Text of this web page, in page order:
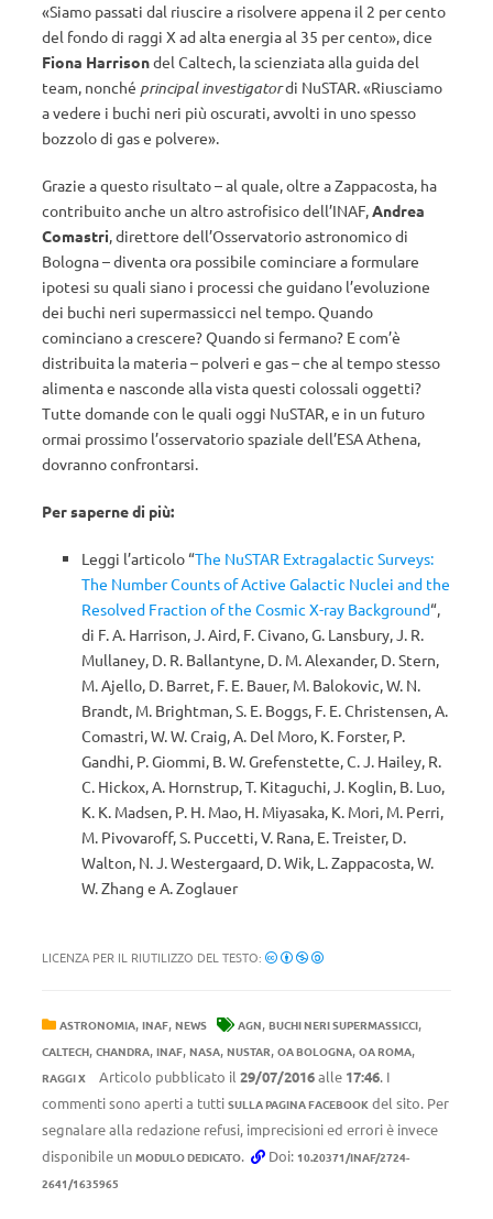
«Siamo passati dal riuscire a risolvere appena il 2 per cento
del fondo di raggi X ad alta energia al 35 per cento», dice
Fiona Harrisondel Caltech, la scienziata alla guida del
team, nonché principal investigatordi NuSTAR. «Riusciamo
a vedere i buchi neri più oscurati, avvolti in uno spesso
bozzolo di gas e polvere».
Grazie a questo risultato – al quale, oltre a Zappacosta, ha
contribuito anche un altro astrofisico dell’INAF,Andrea
Comastri, direttore dell’Osservatorio astronomico di
Bologna – diventa ora possibile cominciare a formulare
ipotesi su quali siano i processi che guidano l’evoluzione
dei buchi neri supermassicci nel tempo. Quando
cominciano a crescere? Quando si fermano? E com’è
distribuita la materia – polveri e gas – che al tempo stesso
alimenta e nasconde alla vista questi colossali oggetti?
Tutte domande con le quali oggi NuSTAR, e in un futuro
ormai prossimo l’osservatorio spaziale dell’ESA Athena,
dovranno confrontarsi.
Per saperne di più:
Leggi l’articolo “The NuSTAR Extragalactic Surveys:
The Number Counts of Active Galactic Nuclei and the
Resolved Fraction of the Cosmic X-ray Background“,
di F. A. Harrison, J. Aird, F. Civano, G. Lansbury, J. R.
Mullaney, D. R. Ballantyne, D. M. Alexander, D. Stern,
M. Ajello, D. Barret, F. E. Bauer, M. Balokovic, W. N.
Brandt, M. Brightman, S. E. Boggs, F. E. Christensen, A.
Comastri, W. W. Craig, A. Del Moro, K. Forster, P.
Gandhi, P. Giommi, B. W. Grefenstette, C. J. Hailey, R.
C. Hickox, A. Hornstrup, T. Kitaguchi, J. Koglin, B. Luo,
K. K. Madsen, P. H. Mao, H. Miyasaka, K. Mori, M. Perri,
M. Pivovaroff, S. Puccetti, V. Rana, E. Treister, D.
Walton, N. J. Westergaard, D. Wik, L. Zappacosta, W.
W. Zhang e A. Zoglauer
LICENZA PER IL RIUTILIZZO DEL TESTO:
ASTRONOMIA, INAF, NEWS AGN, BUCHI NERI SUPERMASSICCI,
CALTECH, CHANDRA, INAF, NASA, NUSTAR, OA BOLOGNA, OA ROMA,
RAGGI X Articolo pubblicato il 29/07/2016alle 17:46. I
commenti sono aperti a tutti SULLA PAGINA FACEBOOK del sito. Per
segnalare alla redazione refusi, imprecisioni ed errori è invece
disponibile un MODULO DEDICATO. Doi: 10.20371/INAF/2724-
2641/1635965